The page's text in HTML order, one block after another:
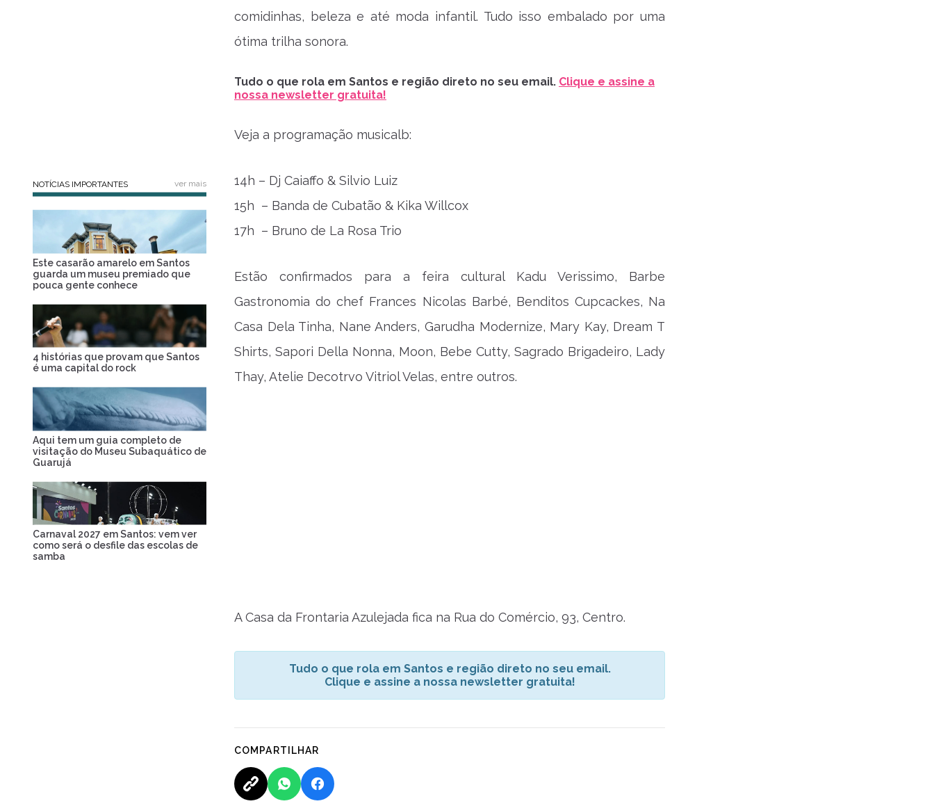
comidinhas, beleza e até moda infantil. Tudo isso embalado por uma
ótima trilha sonora.
Tudo o que rola em Santos e região direto no seu email. Clique e assine a
nossa newsletter gratuita!
Veja a programação musicalb:
14h – Dj Caiaffo & Silvio Luiz
15h – Banda de Cubatão & Kika Willcox
17h – Bruno de La Rosa Trio
Estão confirmados para a feira cultural Kadu Verissimo, Barbe
Gastronomia do chef Frances Nicolas Barbé, Benditos Cupcackes, Na
Casa Dela Tinha, Nane Anders, Garudha Modernize, Mary Kay, Dream T
Shirts, Sapori Della Nonna, Moon, Bebe Cutty, Sagrado Brigadeiro, Lady
Thay, Atelie Decotrvo Vitriol Velas, entre outros.
A Casa da Frontaria Azulejada fica na Rua do Comércio, 93, Centro.
Tudo o que rola em Santos e região direto no seu email.
Clique e assine a nossa newsletter gratuita!
COMPARTILHAR
NOTÍCIAS IMPORTANTES ver mais
Este casarão amarelo em Santos
guarda um museu premiado que
pouca gente conhece
4 histórias que provam que Santos
é uma capital do rock
Aqui tem um guia completo de
visitação do Museu Subaquático de
Guarujá
Carnaval 2027 em Santos: vem ver
como será o desfile das escolas de
samba